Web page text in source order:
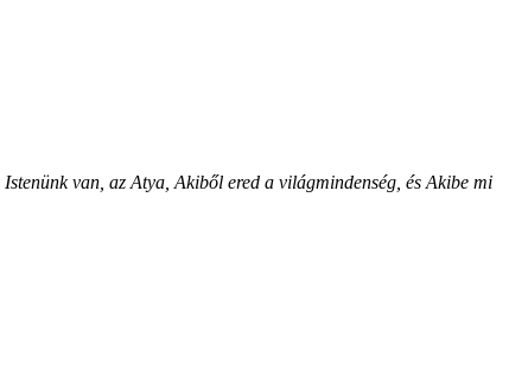
van, az Atya, Akiből ered a világmindenség, és Akibe mi